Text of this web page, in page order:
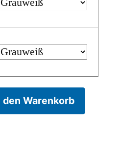
den Warenkorb